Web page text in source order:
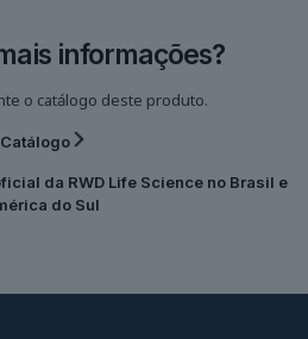
informações?
o catálogo deste produto.
Catálogo
da RWD Life Scienceno Brasil e
do Sul